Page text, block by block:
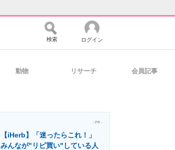
マーケ×ITの今がよく分かる
検索 ログイン
動物 リサーチ 会員記事
- PR -
【iHerb】「迷ったらこれ！」
みんなが"リピ買い"している人